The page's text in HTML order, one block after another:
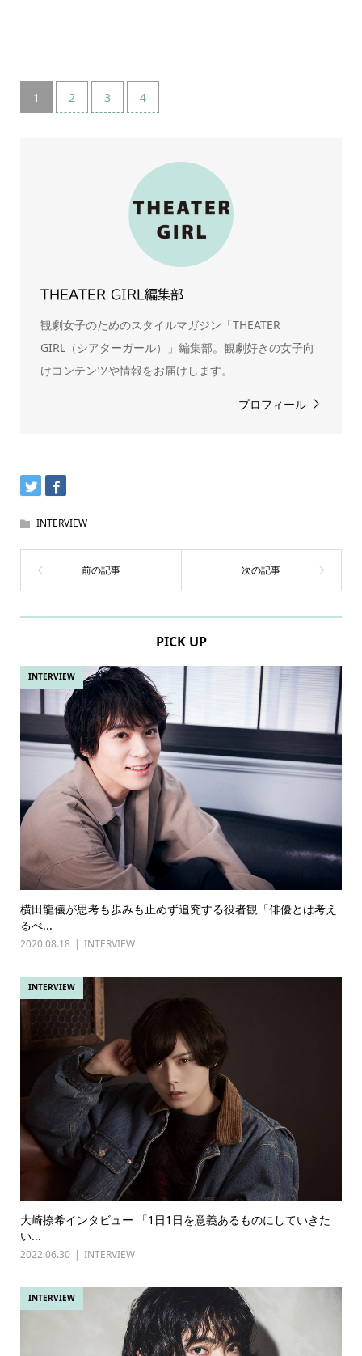
1 2 3 4
THEATER GIRL編集部
観劇女子のためのスタイルマガジン「THEATER
GIRL（シアターガール）」編集部。観劇好きの女子向
けコンテンツや情報をお届けします。
プロフィール
INTERVIEW
PICK UP
INTERVIEW
横田龍儀が思考も歩みも止めず追究する役者観「俳優とは考え
るべ...
2020.08.18 INTERVIEW
INTERVIEW
大崎捺希インタビュー 「1日1日を意義あるものにしていきた
い...
2022.06.30 INTERVIEW
INTERVIEW